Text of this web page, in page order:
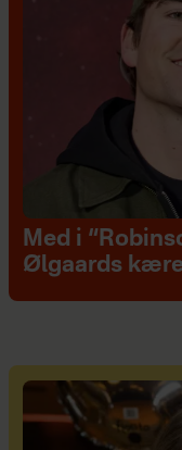
Med i
Ølgaards